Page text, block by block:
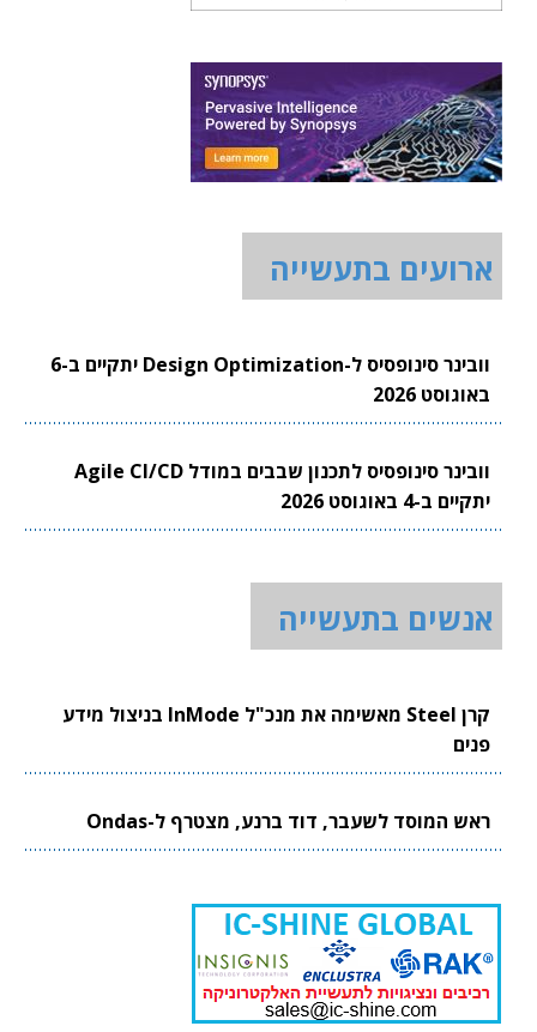
ארועים בתעשייה
וובינר סינופסיס ל-Design Optimization יתקיים ב-6
באוגוסט 2026
וובינר סינופסיס לתכנון שבבים במודל Agile CI/CD
יתקיים ב-4 באוגוסט 2026
אנשים בתעשייה
קרן Steel מאשימה את מנכ"ל InMode בניצול מידע
פנים
ראש המוסד לשעבר, דוד ברנע, מצטרף ל-Ondas